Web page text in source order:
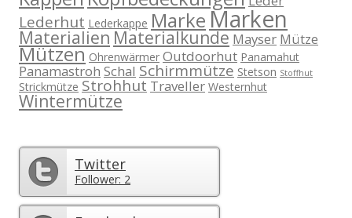
Lederhut Lederkappe MarkeMarken
Materialien Materialkunde Mayser Mütze
Mützen Ohrenwärmer Outdoorhut Panamahut
Panamastroh Schal Schirmmütze Stetson Stoffhut
Strickmütze Strohhut Traveller Westernhut
Wintermütze
Twitter
Follower: 2